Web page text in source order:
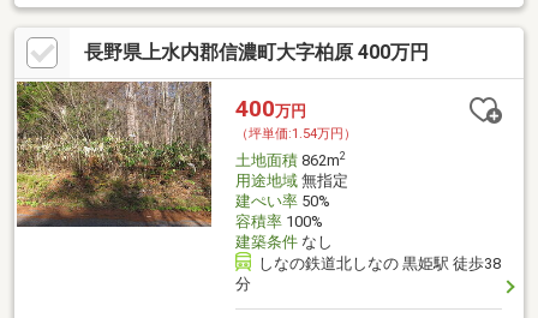
長野県上水内郡信濃町大字柏原 400万円
400万円
（坪単価:1.54万円）
土地面積862m2
用途地域無指定
建ぺい率50%
容積率100%
建築条件なし
しなの鉄道北しなの 黒姫駅 徒歩38
分